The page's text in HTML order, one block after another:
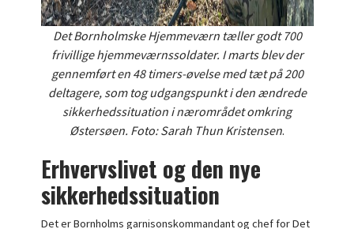
Det Bornholmske Hjemmeværn tæller godt 700
frivillige hjemmeværnssoldater. I marts blev der
gennemført en 48 timers-øvelse med tæt på 200
deltagere, som tog udgangspunkt i den ændrede
sikkerhedssituation i nærområdet omkring
Østersøen. Foto: Sarah Thun Kristensen.
Erhvervslivet og den nye
sikkerhedssituation
Det er Bornholms garnisonskommandant og chef for Det